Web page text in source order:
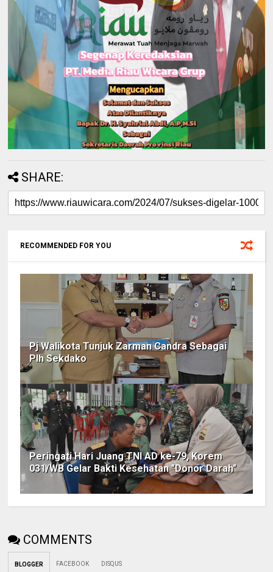
SHARE:
RECOMMENDED FOR YOU
Pj Walikota Tunjuk Zarman Candra Sebagai
Plh Sekdako
Peringati Hari Juang TNI AD ke-79, Korem
031/WB Gelar Bakti Kesehatan "Donor Darah"
COMMENTS
BLOGGER FACEBOOK DISQUS